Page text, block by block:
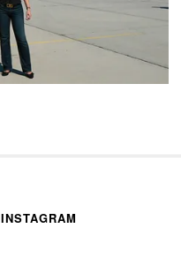
INSTAGRAM